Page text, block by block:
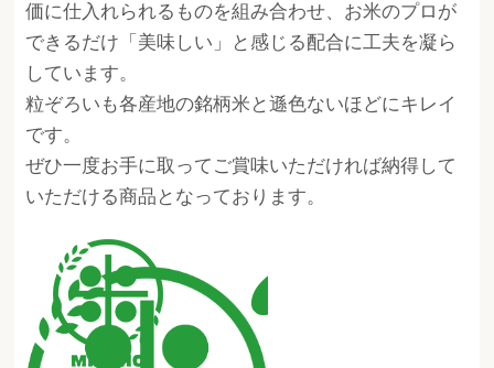
価に仕入れられるものを組み合わせ、お米のプロが
できるだけ「美味しい」と感じる配合に工夫を凝ら
しています。
粒ぞろいも各産地の銘柄米と遜色ないほどにキレイ
です。
ぜひ一度お手に取ってご賞味いただければ納得して
いただける商品となっております。